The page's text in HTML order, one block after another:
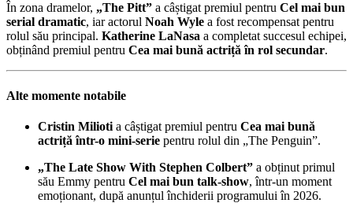
În zona dramelor, „The Pitt” a câștigat premiul pentru Cel mai bun
serial dramatic, iar actorul Noah Wyle a fost recompensat pentru
rolul său principal. Katherine LaNasa a completat succesul echipei,
obținând premiul pentru Cea mai bună actriță în rol secundar.
Alte momente notabile
Cristin Milioti a câștigat premiul pentru Cea mai bună
actriță într-o mini-serie pentru rolul din „The Penguin”.
„The Late Show With Stephen Colbert” a obținut primul
său Emmy pentru Cel mai bun talk-show, într-un moment
emoționant, după anunțul închiderii programului în 2026.